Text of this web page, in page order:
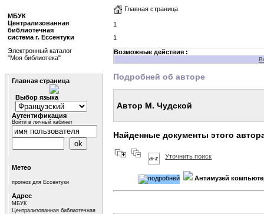
Главная страница
1
1
Возможные действия :
Подробней об авторе
Автор М. Чудской
Найденные документы этого
Уточнить поиск
Антимузей
МБУК
Централизованная
библиотечная
система г. Ессентуки
Электронный каталог
"Моя библиотека"
Главная страница
Выбор языка
Аутентификация
Войти в личный кабинет
Метео
прогноз для Ессентуки
Адрес
МБУК
Централизованная библиотечная